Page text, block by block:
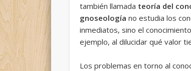
también llamada teoría del
gnoseología no estudia los
inmediatos, sino el
ejemplo, al dilucidar qué valor
Los problemas en torno al